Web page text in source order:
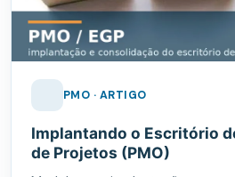
PMO · ARTIGO
Implantando o Escritório
de Projetos (PMO)